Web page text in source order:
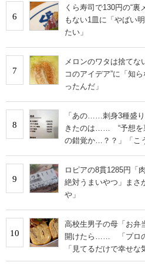
6
くら寿司で130円の“
もない1皿に「やばい
たい」
7
メロンのワタは捨て
コのアイデア”に「知
ったんだ」
8
「あの……刺身3種盛
きたのは…… “予想を
の錯覚か…？？」「こ
9
ロピアの8貫1285円
絶対うまいやつ」まさ
や」
10
高校生男子の母「お
開けたら…… 「プロの
「見てるだけで幸せな